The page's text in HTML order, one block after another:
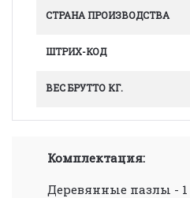
СТРАНА ПРОИЗВОДСТВА
ШТРИХ-КОД
ВЕС БРУТТО КГ.
Комплектация:
Деревянные пазлы -